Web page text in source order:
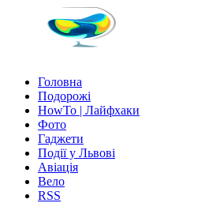
Головна
Подорожі
HowTo | Лайфхаки
Фото
Гаджети
Події у Львові
Авіація
Вело
RSS